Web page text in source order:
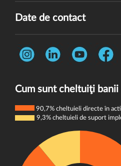
Întrebări frecvente
Politica de cookie-uri
Date de contact
Str. Rotasului, Nr. 7, Sector 1,
Telefon:
0731 444 013
Cum sunt cheltuiţi banii
90,7% cheltuieli directe în
9,3% cheltuieli de suport